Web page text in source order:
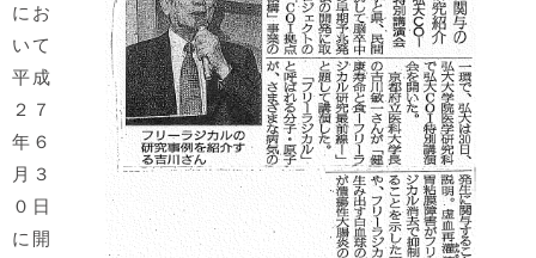
にお
いて
平成
２７
年６
月３
０日
に開